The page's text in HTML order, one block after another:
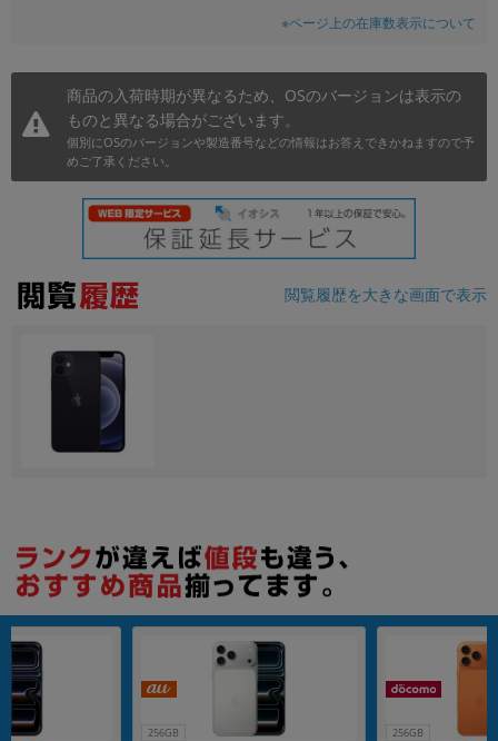
※ページ上の在庫数表示について
商品の入荷時期が異なるため、OSのバージョンは表示の
ものと異なる場合がございます。
個別にOSのバージョンや製造番号などの情報はお答えできかねますので予
めご了承ください。
閲覧履歴を大きな画面で表示
256GB 256GB
年 月 まで
各項目のチェックボックスは「or検索」となります。
ただし機能別のみ「and検索」となります。